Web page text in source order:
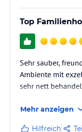
Top
Sehr sauber,
Ambiente mit
sehr nett
Mehr anzeigen
Hilfreich